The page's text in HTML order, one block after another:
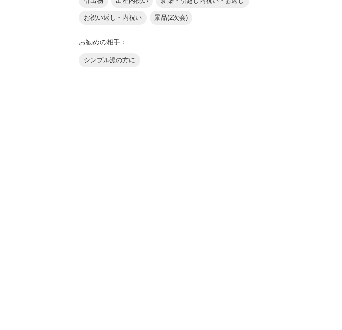
お祝い返し・内祝い 景品(2次会)
お勧めの相手：
シンプル派の方に